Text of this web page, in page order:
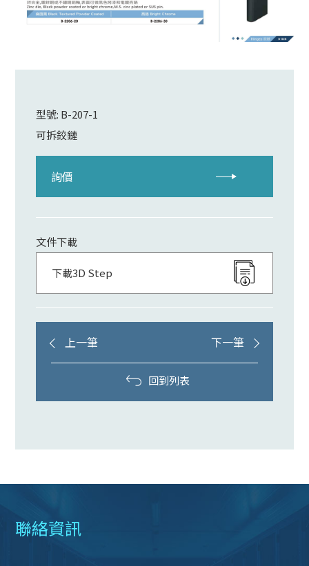
型號: B-207-1
可拆鉸鏈
詢價
文件下載
下載3D Step
上一筆 下一筆
回到列表
聯絡資訊